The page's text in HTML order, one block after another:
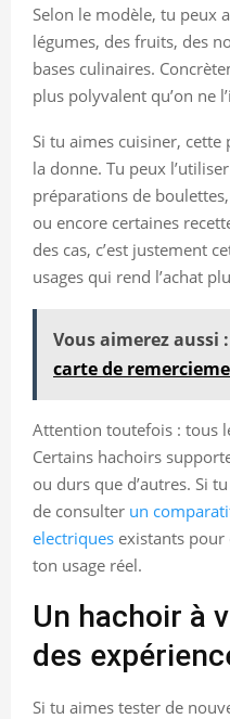
Selon le modèle, tu peux
légumes, des fruits, des
bases culinaires.
plus polyvalent qu’on ne
Si tu aimes cuisiner,
la donne. Tu peux
préparations de
ou encore certaines
des cas, c’est justement
usages qui rend l’achat
Vous aimerez aussi :
carte de
Attention toutefois : tous
Certains hachoirs
ou durs que d’autres. Si
de consulter un
electriques existants pour
ton usage réel.
Un hachoir à
des
Si tu aimes tester de